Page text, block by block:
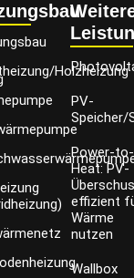
Holzheizung
PV-
Speicher/
Power-to-
Heat: PV-
effizient
Wärme
nutzen
Wallbox